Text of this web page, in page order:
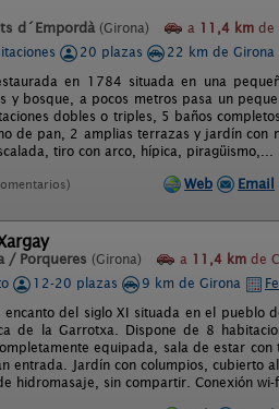
d´Empordà (Girona) a 11,4 km de
20 plazas
22 km de Girona
en 1784 situada en una
y bosque, a pocos metros pasa un
dobles o triples, 5 baños
de pan, 2 amplias terrazas y jardín con
tiro con arco, hípica, piragüismo,...
Web Email
/ Porqueres (Girona) a 11,4 km de
12-20 plazas 9 km de Girona
encanto del siglo XI situada en el
de la Garrotxa. Dispone de 8
equipada, sala de estar
entrada. Jardín con columpios, cubierto
hidromasaje, sin compartir. Conexión wi-